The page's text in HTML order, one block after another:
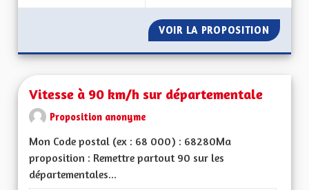
VOIR LA PROPOSITION VIREZ
Vitesse à 90 km/h sur départementale
Proposition anonyme
Mon Code postal (ex : 68 000) : 68280Ma
proposition : Remettre partout 90 sur les
départementales...